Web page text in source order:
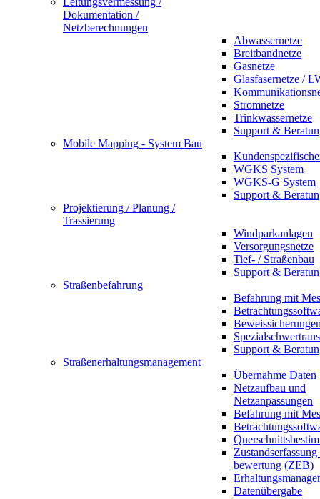
Dokumentation /
Netzberechnungen
Abwassernetze
Breitbandnetze
Gasnetze
Glasfasernetze /
Stromnetze
Trinkwassernetze
Support &
Mobile Mapping - System Bau
WGKS System
WGKS-G System
Support &
Projektierung / Planung /
Trassierung
Windparkanlagen
Versorgungsnetze
Tief- / Straßenbau
Support &
Straßenbefahrung
Befahrung mit
Support &
Straßenerhaltungsmanagement
Übernahme Daten
Netzaufbau und
Netzanpassungen
Befahrung mit
bewertung (ZEB)
Datenübergabe